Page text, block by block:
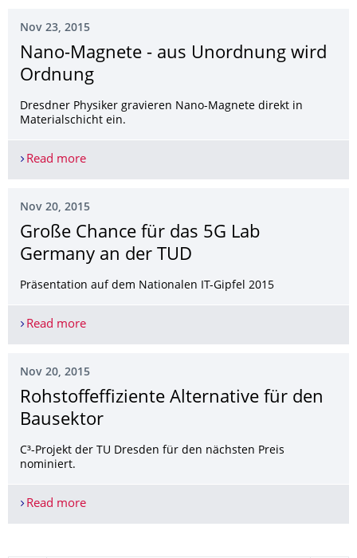
Nov 23, 2015
Nano-Magnete - aus Unordnung wird
Ordnung
Dresdner Physiker gravieren Nano-Magnete direkt in
Materialschicht ein.
Read moreNano-Magnete - aus Unordnung wird Ordnung
Nov 20, 2015
Große Chance für das 5G Lab
Germany an der TUD
Präsentation auf dem Nationalen IT-Gipfel 2015
Read moreGroße Chance für das 5G Lab Germany an der
Nov 20, 2015
Rohstoffeffiziente Alternative für den
Bausektor
C³-Projekt der TU Dresden für den nächsten Preis
nominiert.
Read moreRohstoffeffiziente Alternative für den Bausektor